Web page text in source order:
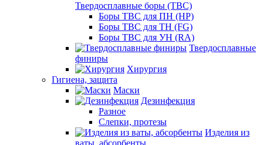
Твердосплавные боры (ТВС)
Боры ТВС для ПН (HP)
Боры ТВС для ТН (FG)
Боры ТВС для УН (RA)
Твердосплавные
финиры
Хирургия
Гигиена, защита
Маски
Дезинфекция
Разное
Слепки, протезы
Изделия из
ваты, абсорбенты